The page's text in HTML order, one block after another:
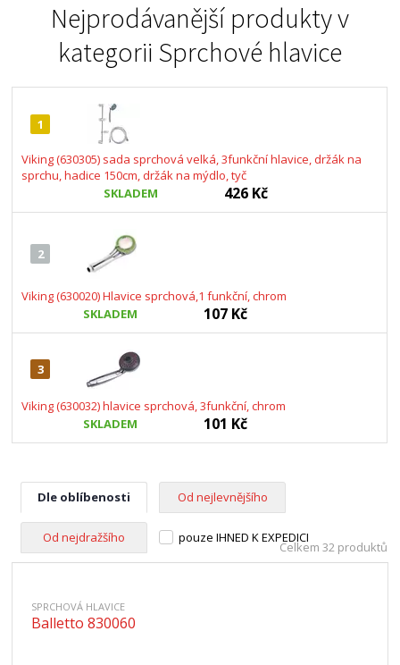
Nejprodávanější produkty v
kategorii Sprchové hlavice
1
Viking (630305) sada sprchová velká, 3funkční hlavice, držák na
sprchu, hadice 150cm, držák na mýdlo, tyč
SKLADEM
426 Kč
2
Viking (630020) Hlavice sprchová,1 funkční, chrom
SKLADEM
107 Kč
3
Viking (630032) hlavice sprchová, 3funkční, chrom
SKLADEM
101 Kč
Dle oblíbenosti Od nejlevnějšího
Od nejdražšího pouze IHNED K EXPEDICI
Celkem 32 produktů
SPRCHOVÁ HLAVICE
Balletto 830060